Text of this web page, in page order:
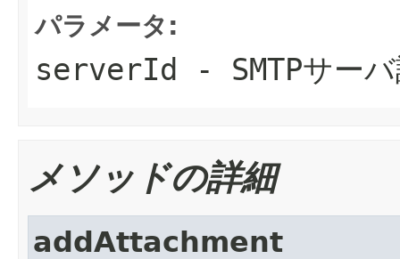
パラメータ:
serverId - SMTPサー
メソッドの詳細
addAttachment